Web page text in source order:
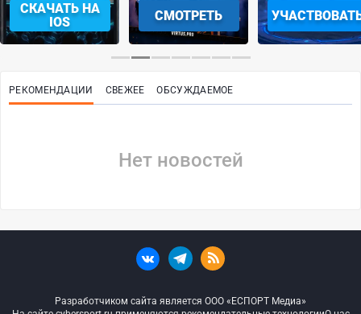
СКАЧАТЬ НА
IOS
СМОТРЕТЬ
РЕКОМЕНДАЦИИ СВЕЖЕЕ ОБСУЖДАЕМОЕ
Нет новостей
Разработчиком сайта является ООО «ЕСПОРТ Медиа»